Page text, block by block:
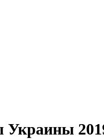
Украины